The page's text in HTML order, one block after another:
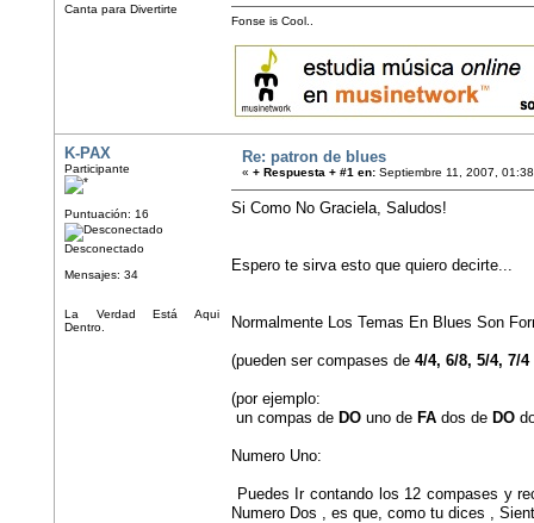
Canta para Divertirte
Fonse is Cool..
K-PAX
Participante
Puntuación: 16
Desconectado
Mensajes: 34
La Verdad Está Aqui
Dentro.
Re: patron de blues
« + Respuesta + #1 en: Septiembre 11, 2007,
Si Como No Graciela, Saludos!
Espero te sirva esto que quiero decirte...
Normalmente Los Temas En Blues Son
(pueden ser compases de 4/4, 6/8, 5/4, 7/4
(por ejemplo:
un compas de DO uno de FA dos de DO
Numero Uno:
Puedes Ir contando los 12 compases y
Numero Dos , es que, como tu dices ,